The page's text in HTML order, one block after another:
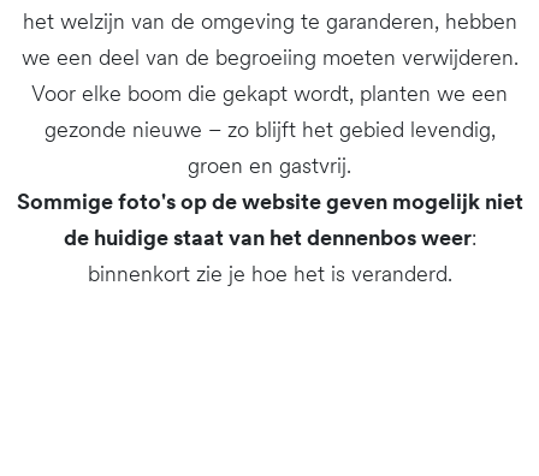
het welzijn van de omgeving te garanderen, hebben
we een deel van de begroeiing moeten verwijderen.
Voor elke boom die gekapt wordt, planten we een
gezonde nieuwe – zo blijft het gebied levendig,
groen en gastvrij.
Sommige foto's op de website geven mogelijk niet
de huidige staat van het dennenbos weer:
binnenkort zie je hoe het is veranderd.